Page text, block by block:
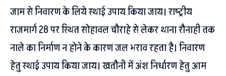
जाम से निवारण के लिये स्थाई उपाय किया जाय। राष्ट्रीय
राजमार्ग 28 पर स्थित सोहावल चौराहे से लेकर थाना रौनाही तक
नाले का निर्माण न होने के कारण जल भराव रहता है। निवारण
हेतु स्थाई उपाय किया जाय। खतौनी में अंश निर्धारण हेतु आम